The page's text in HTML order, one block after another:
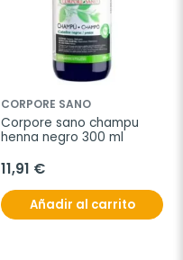
CORPORE SANO
Corpore sano champu
henna negro 300 ml
11,91 €
Añadir al carrito